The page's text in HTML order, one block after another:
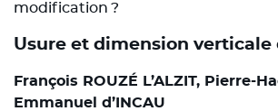
modification ?
Usure et dimension verticale
François ROUZÉ L’ALZIT, Pierre-
Emmanuel d’INCAU